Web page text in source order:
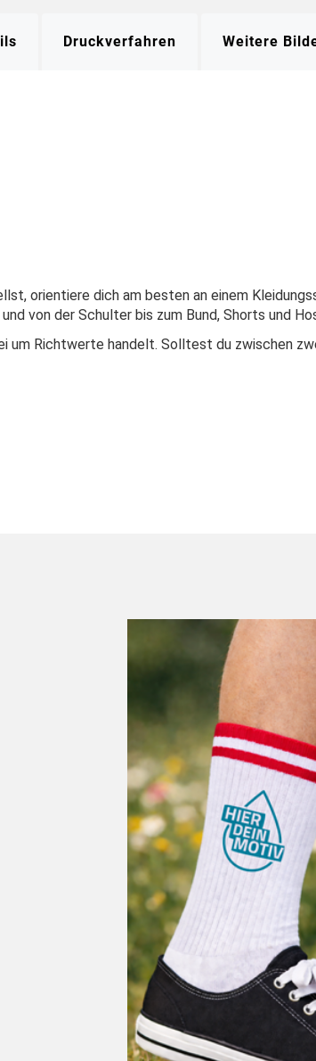
Druckverfahren Weitere
orientiere dich am besten an einem
von der Schulter bis zum Bund, Shorts und
um Richtwerte handelt. Solltest du zwischen